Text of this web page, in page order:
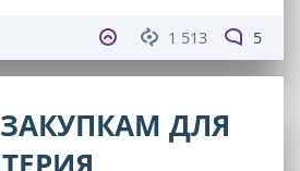
1 513 5
ДЛЯ